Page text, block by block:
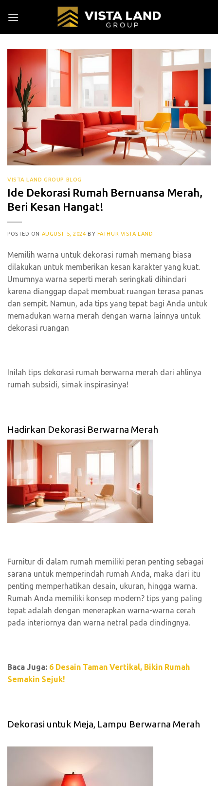
VISTA LAND GROUP BLOG
Ide Dekorasi Rumah Bernuansa Merah,
Beri Kesan Hangat!
POSTED ON AUGUST 5, 2024 BY FATHUR VISTA LAND
Memilih warna untuk dekorasi rumah memang biasa
dilakukan untuk memberikan kesan karakter yang kuat.
Umumnya warna seperti merah seringkali dihindari
karena dianggap dapat membuat ruangan terasa panas
dan sempit. Namun, ada tips yang tepat bagi Anda untuk
memadukan warna merah dengan warna lainnya untuk
dekorasi ruangan
Inilah tips dekorasi rumah berwarna merah dari ahlinya
rumah subsidi, simak inspirasinya!
Hadirkan Dekorasi Berwarna Merah
Furnitur di dalam rumah memiliki peran penting sebagai
sarana untuk memperindah rumah Anda, maka dari itu
penting memperhatikan desain, ukuran, hingga warna.
Rumah Anda memiliki konsep modern? tips yang paling
tepat adalah dengan menerapkan warna-warna cerah
pada interiornya dan warna netral pada dindingnya.
Baca Juga: 6 Desain Taman Vertikal, Bikin Rumah
Semakin Sejuk!
Dekorasi untuk Meja, Lampu Berwarna Merah